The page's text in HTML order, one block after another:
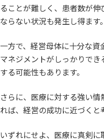
ることが難しく、患者数が
ならない状況も発生し得ます。
一方で、経営母体に十分な
マネジメントがしっかりで
する可能性もあります。
さらに、医療に対する強い
れば、経営の成功に近づくと
いずれにせよ、医療に真剣